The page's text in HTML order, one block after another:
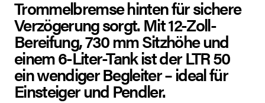
Trommelbremse hinten für sichere
Verzögerung sorgt. Mit 12-Zoll-
Bereifung, 730 mm Sitzhöhe und
einem 6-Liter-Tank ist der LTR 50
ein wendiger Begleiter – ideal für
Einsteiger und Pendler.